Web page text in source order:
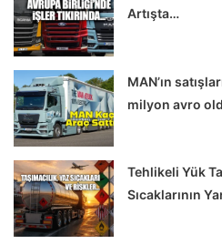
Artışta…
MAN’ın
milyon avro
Tehlikeli Yük
Sıcaklarının